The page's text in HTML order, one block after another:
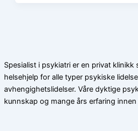
Spesialist i psykiatri er en privat klinikk
helsehjelp for alle typer psykiske
avhengighetslidelser. Våre dyktige
kunnskap og mange års erfaring